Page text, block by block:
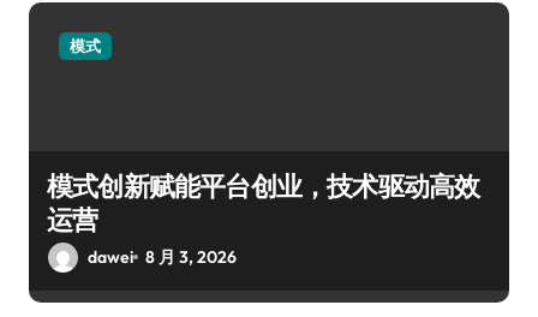
模式
模式创新赋能平台创业，技术驱动高效
运营
dawei 8 月 3, 2026